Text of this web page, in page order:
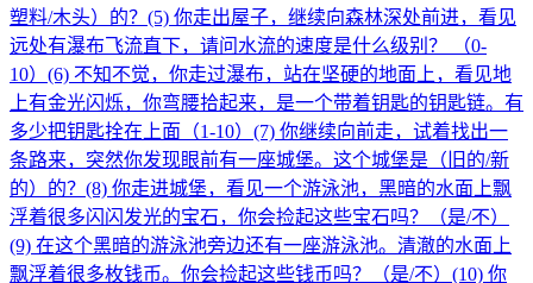
塑料/木头）的？(5) 你走出屋子，继续向森林深处前进，看见
远处有瀑布飞流直下，请问水流的速度是什么级别？ （0-
10）(6) 不知不觉，你走过瀑布，站在坚硬的地面上，看见地
上有金光闪烁，你弯腰拾起来，是一个带着钥匙的钥匙链。有
多少把钥匙拴在上面（1-10）(7) 你继续向前走，试着找出一
条路来，突然你发现眼前有一座城堡。这个城堡是（旧的/新
的）的？(8) 你走进城堡，看见一个游泳池，黑暗的水面上飘
浮着很多闪闪发光的宝石，你会捡起这些宝石吗？（是/不）
(9) 在这个黑暗的游泳池旁边还有一座游泳池。清澈的水面上
飘浮着很多枚钱币。你会捡起这些钱币吗？（是/不）(10) 你